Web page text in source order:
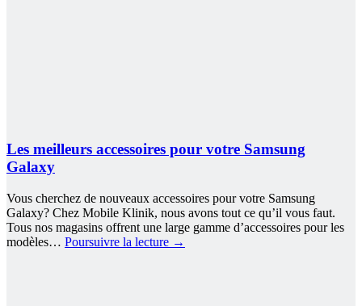
Les meilleurs accessoires pour votre Samsung
Galaxy
Vous cherchez de nouveaux accessoires pour votre Samsung
Galaxy? Chez Mobile Klinik, nous avons tout ce qu’il vous faut.
Tous nos magasins offrent une large gamme d’accessoires pour les
modèles… Poursuivre la lecture →